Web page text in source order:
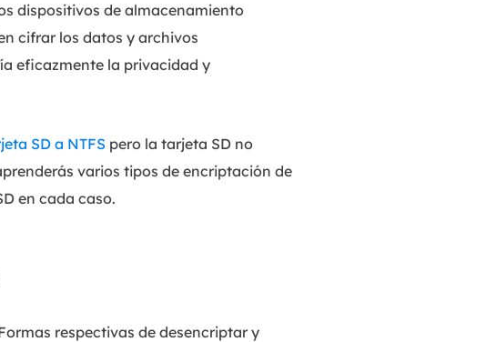
dispositivos de almacenamiento
cifrar los datos y archivos
eficazmente la privacidad y
SD a NTFS pero la tarjeta SD no
varios tipos de encriptación de
en cada caso.
respectivas de desencriptar y